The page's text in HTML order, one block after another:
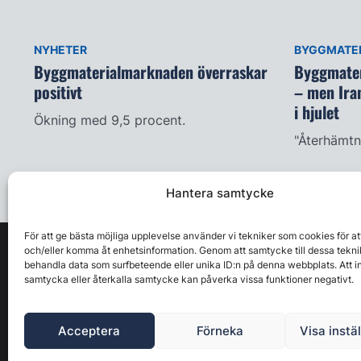
Hantera samtycke
För att ge bästa möjliga upplevelse använder vi tekniker som cookies för
och/eller komma åt enhetsinformation. Genom att samtycke till dessa
behandla data som surfbeteende eller unika ID:n på denna webbplats. Att
samtycka eller återkalla samtycke kan påverka vissa funktioner negativt.
Acceptera Förneka Visa
NYHETER
Byggmaterialmarknaden överraskar
positivt
Ökning med 9,5 procent.
– men
i hjulet